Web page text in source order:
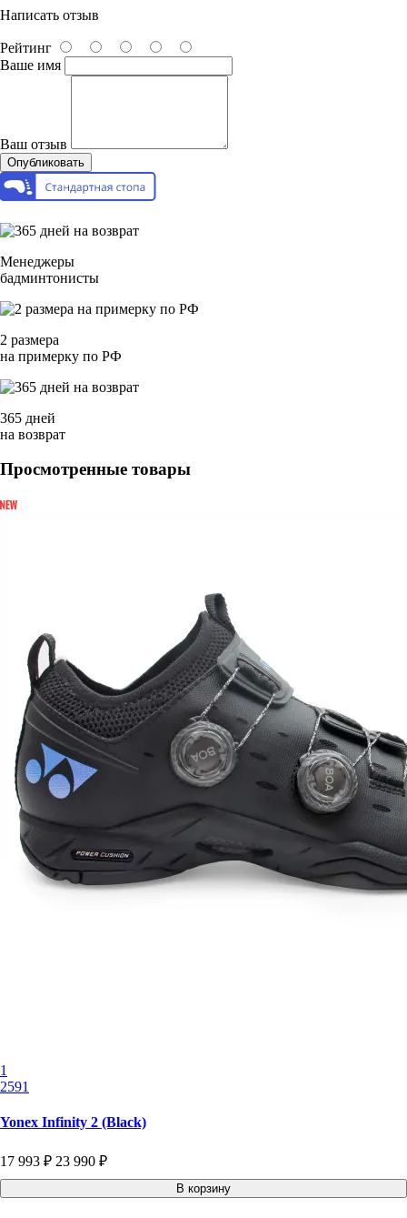
Написать отзыв
Рейтинг
Ваше имя
Ваш отзыв
Опубликовать
Менеджеры
бадминтонисты
2 размера
на примерку по РФ
365 дней
на возврат
Просмотренные товары
1
2591
Yonex Infinity 2 (Black)
17 993 ₽ 23 990 ₽
В корзину